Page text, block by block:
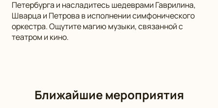
Петербурга и насладитесь шедеврами Гаврилина,
Шварца и Петрова в исполнении симфонического
оркестра. Ощутите магию музыки, связанной с
театром и кино.
Ближайшие мероприятия